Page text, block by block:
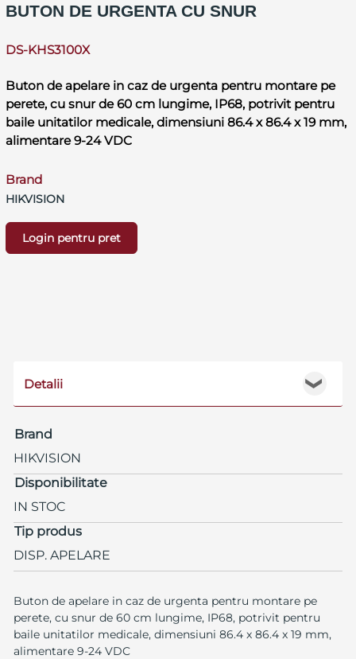
BUTON DE URGENTA CU SNUR
DS-KHS3100X
Buton de apelare in caz de urgenta pentru montare pe
perete, cu snur de 60 cm lungime, IP68, potrivit pentru
baile unitatilor medicale, dimensiuni 86.4 x 86.4 x 19 mm,
alimentare 9-24 VDC
Brand
HIKVISION
Login pentru pret
❯
Detalii
Brand
HIKVISION
Disponibilitate
IN STOC
Tip produs
DISP. APELARE
Buton de apelare in caz de urgenta pentru montare pe
perete, cu snur de 60 cm lungime, IP68, potrivit pentru
baile unitatilor medicale, dimensiuni 86.4 x 86.4 x 19 mm,
alimentare 9-24 VDC